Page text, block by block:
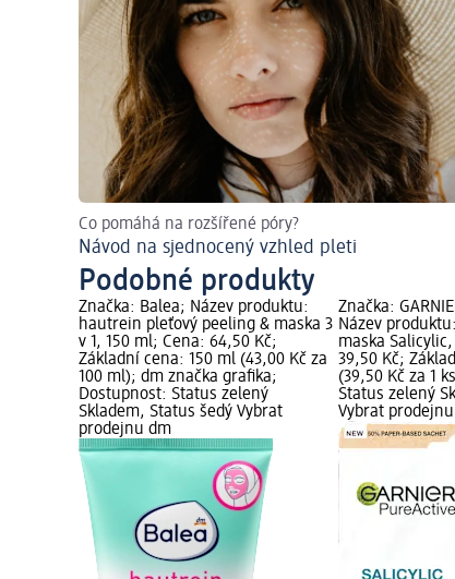
Co pomáhá na rozšířené póry?
Návod na sjednocený vzhled pleti
Podobné produkty
Značka: Balea; Název produktu:
hautrein pleťový peeling & maska 3
v 1, 150 ml; Cena: 64,50 Kč;
Základní cena: 150 ml (43,00 Kč za
100 ml); dm značka grafika;
Dostupnost: Status zelený
Skladem, Status šedý Vybrat
prodejnu dm
Značka:
Název
maska
39,50 Kč;
(39,50 Kč za 1
Status zelený
Vybrat